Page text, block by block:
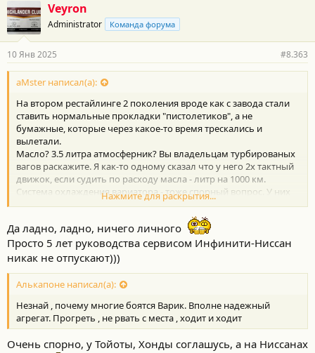
о
д
а
н
о
с
и
:
Veyron
Administrator Команда форума
10 Янв 2025 #8.363
aMster написал(а):
На втором рестайлинге 2 поколения вроде как с завода стали
ставить нормальные прокладки "пистолетиков", а не
бумажные, которые через какое-то время трескались и
вылетали.
Масло? 3.5 литра атмосферник? Вы владельцам турбированых
вагов раскажите. Я как-то одному сказал что у него 2х тактный
движок, если судить по расходу масла - литр на 1000 км.
Система охлаждения вариатора - тоже спорный вопрос. У них
где-то в мозгах есть счётчик, который тикает при температуре
масла выше какого-то уровня. Почему-то эти попугаи считают
индикатором старения.
В дорестайлинге вроде как был дополнительный варик в
бампере, и теперь народ решил что им его не хватает. Ставят
дополнительно еще радиаторы, термостаты.
А, еще ставят комплекты транскул для фильтра масла
вариатора. Чтобы можно было дешевые фильтры чаще
менять...
Я со своим ничего не делаю, меня сток устраивает. Да, второй
рестайл, 2014 год
Нажмите для раскрытия...
Да ладно, ладно, ничего личного
Просто 5 лет руководства сервисом Инфинити-Ниссан
никак не отпускают)))
Алькапоне написал(а):
Незнай , почему многие боятся Варик. Вполне надежный
агрегат. Прогреть , не рвать с места , ходит и ходит
Очень спорно, у Тойоты, Хонды соглашусь, а на Ниссанах